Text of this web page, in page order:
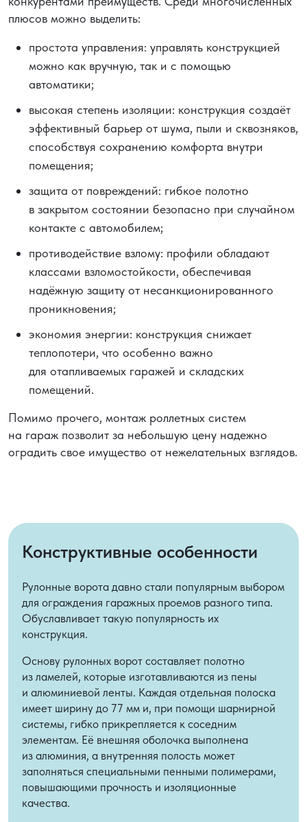
плюсов можно выделить:
простота управления: управлять конструкцией
можно как вручную, так и с помощью
автоматики;
высокая степень изоляции: конструкция создаёт
эффективный барьер от шума, пыли и сквозняков,
способствуя сохранению комфорта внутри
помещения;
защита от повреждений: гибкое полотно
в закрытом состоянии безопасно при случайном
контакте с автомобилем;
противодействие взлому: профили обладают
классами взломостойкости, обеспечивая
надёжную защиту от несанкционированного
проникновения;
экономия энергии: конструкция снижает
теплопотери, что особенно важно
для отапливаемых гаражей и складских
помещений.
Помимо прочего, монтаж роллетных систем
на гараж позволит за небольшую цену надежно
оградить свое имущество от нежелательных взглядов.
Конструктивные особенности
Рулонные ворота давно стали популярным выбором
для ограждения гаражных проемов разного типа.
Обуславливает такую популярность их
конструкция.
Основу рулонных ворот составляет полотно
из ламелей, которые изготавливаются из пены
и алюминиевой ленты. Каждая отдельная полоска
имеет ширину до 77 мм и, при помощи шарнирной
системы, гибко прикрепляется к соседним
элементам. Её внешняя оболочка выполнена
из алюминия, а внутренняя полость может
заполняться специальными пенными полимерами,
повышающими прочность и изоляционные
качества.